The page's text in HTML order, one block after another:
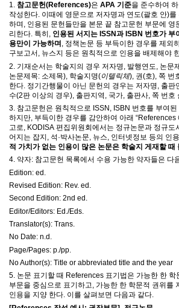
1. 참고문헌(References)은 APA 기준을 준수하여
작성한다. 이때에 영문으로 저자명과 연도(괄호 안)를
하며 , 인용된 문헌들만을 본문 끝 참고문헌 부문에 영
리한다. 특히 , 인용된 서지는 ISSN과 ISBN 번호가 부
용만이 가능하며 , 정책논문 등 부득이한 경우를 제외
구보고서 , 뉴스지 등은 원칙적으로 인용을 배제해야
2. 기재순서는 학술지의 경우 저자명 발행연도 논문
논문제목: 소제목), 학술지명(이텔릭체), 권(호), 쪽 번
한다 정기간행물이 아닌 문헌의 경우는 저자명 출판
수(2판 이상의 경우), 출판지역 국가 출판사 쪽 번호
3. 참고문헌은 원칙적으로 ISSN, ISBN 번호를 부여
하지만, 부득이한 경우를 감안하여 아래 “References
고로, KODISA 편집위원회에서는 정규논문과 정규도
어지는 잡지 , 석 ·박사논문, 뉴스, 인터넷정보 등의 인
적 가치가 없는 인용이 많은 논문은 학술지 게재할 때
4. 약자: 참고문헌 목록에서 수용 가능한 약자들은 다
Edition: ed.
Revised Edition: Rev. ed.
Second Edition: 2nd ed.
Editor/Editors: Ed./Eds.
Translator(s): Trans.
No Date: n.d.
Page/Pages: p./pp.
No Author(s): Title or abbreviated title and the year
5. 논문 표기할 때 References 표기법은 가능한 한
부문을 중심으로 표기하고, 가능한 한 학문적 권위를
인용을 지양 한다. 이를 살펴보면 다음과 같다.